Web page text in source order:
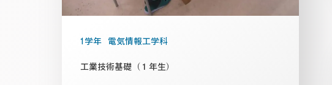
1学年 電気情報工学科
工業技術基礎（１年生）